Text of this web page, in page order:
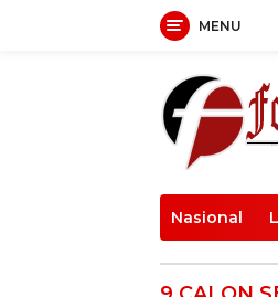
MENU
Nasional